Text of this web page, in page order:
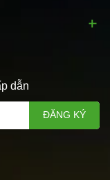
dẫn
ĐĂNG KÝ